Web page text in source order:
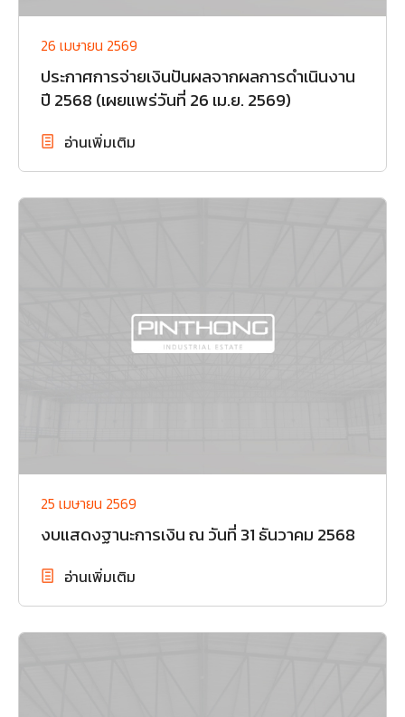
26 เมษายน 2569
ประกาศการจ่ายเงินปันผลจากผลการดำเนินงาน
ปี 2568 (เผยแพร่วันที่ 26 เม.ย. 2569)
อ่านเพิ่มเติม
25 เมษายน 2569
งบแสดงฐานะการเงิน ณ วันที่ 31 ธันวาคม 2568
อ่านเพิ่มเติม